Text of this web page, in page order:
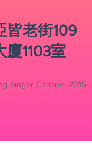
皆老街109
1103室
Singer Channel 2015